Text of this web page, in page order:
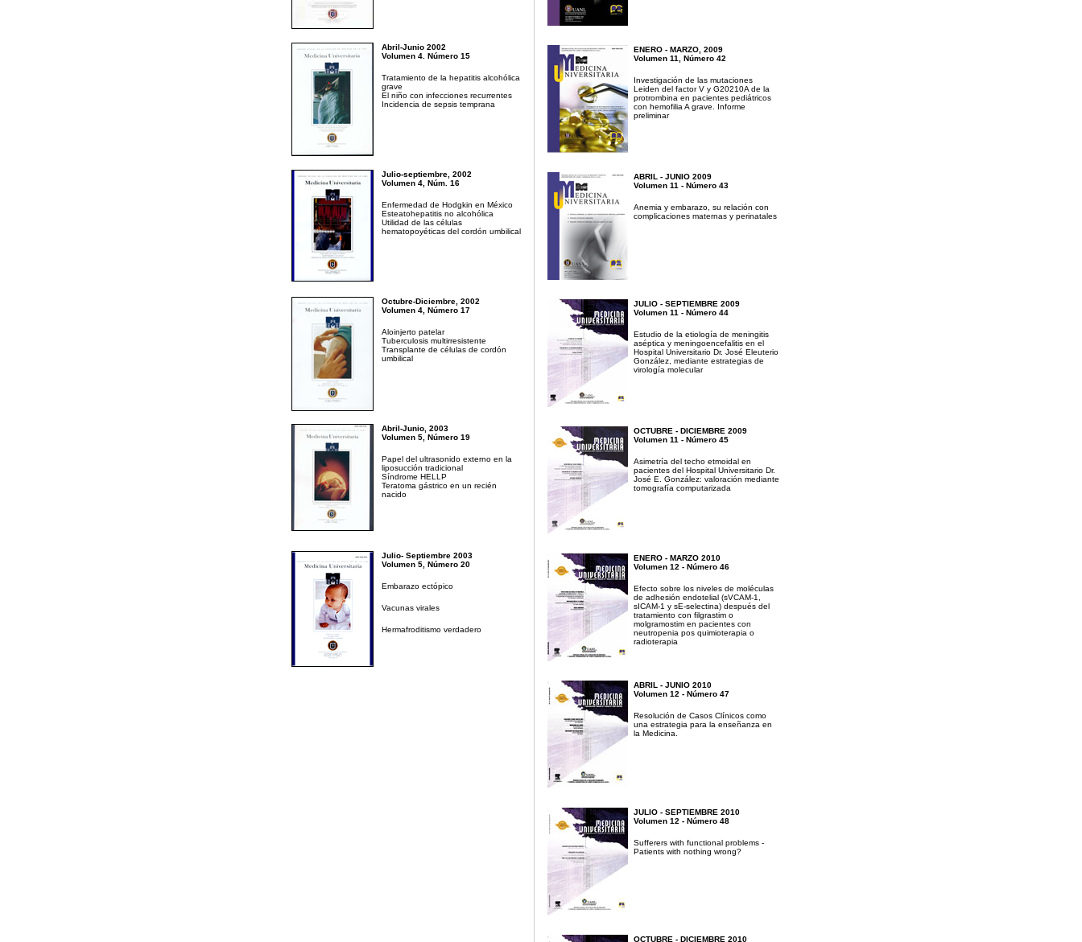
Abril-Junio 2002
Volumen 4. Número 15
Tratamiento de la hepatitis alcohólica
grave
El niño con infecciones recurrentes
Incidencia de sepsis temprana
Julio-septiembre, 2002
Volumen 4, Núm. 16
Enfermedad de Hodgkin en México
Esteatohepatitis no alcohólica
Utilidad de las células
hematopoyéticas del cordón umbilical
Octubre-Diciembre, 2002
Volumen 4, Número 17
Aloinjerto patelar
Tuberculosis multirresistente
Transplante de células de cordón
umbilical
Abril-Junio, 2003
Volumen 5, Número 19
Papel del ultrasonido externo en la
liposucción tradicional
Síndrome HELLP
Teratoma gástrico en un recién
nacido
Julio- Septiembre 2003
Volumen 5, Número 20
Embarazo ectópico
Vacunas virales
Hermafroditismo verdadero
ENERO - MARZO, 2009
Volumen 11, Número 42
Investigación de las mutaciones
Leiden del factor V y G20210A de la
protrombina en pacientes pediátricos
con hemofilia A grave. Informe
preliminar
ABRIL - JUNIO 2009
Volumen 11 - Número 43
Anemia y embarazo, su relación con
complicaciones maternas y perinatales
JULIO - SEPTIEMBRE 2009
Volumen 11 - Número 44
Estudio de la etiología de meningitis
aséptica y meningoencefalitis en el
Hospital Universitario Dr. José Eleuterio
González, mediante estrategias de
virología molecular
OCTUBRE - DICIEMBRE 2009
Volumen 11 - Número 45
Asimetría del techo etmoidal en
pacientes del Hospital Universitario Dr.
José E. González: valoración mediante
tomografía computarizada
ENERO - MARZO 2010
Volumen 12 - Número 46
Efecto sobre los niveles de moléculas
de adhesión endotelial (sVCAM-1,
sICAM-1 y sE-selectina) después del
tratamiento con filgrastim o
molgramostim en pacientes con
neutropenia pos quimioterapia o
radioterapia
ABRIL - JUNIO 2010
Volumen 12 - Número 47
Resolución de Casos Clínicos como
una estrategia para la enseñanza en
la Medicina.
JULIO - SEPTIEMBRE 2010
Volumen 12 - Número 48
Sufferers with functional problems -
Patients with nothing wrong?
OCTUBRE - DICIEMBRE 2010